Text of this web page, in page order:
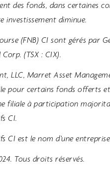
des fonds, dans certaines
investissement diminue.
(FNB) CI sont gérés par
(TSX : CIX).
LLC, Marret Asset
pour certains fonds offerts
filiale à participation
CI.
CI est le nom d’une
Tous droits réservés.